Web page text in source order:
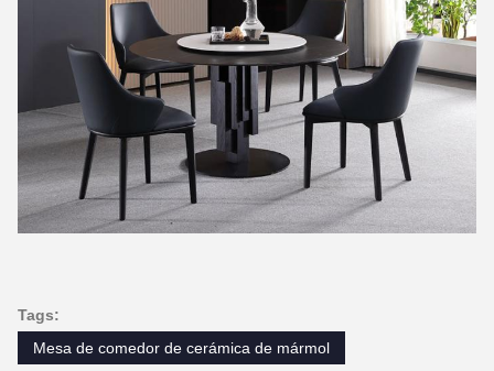
Tags:
Mesa de comedor de cerámica de mármol